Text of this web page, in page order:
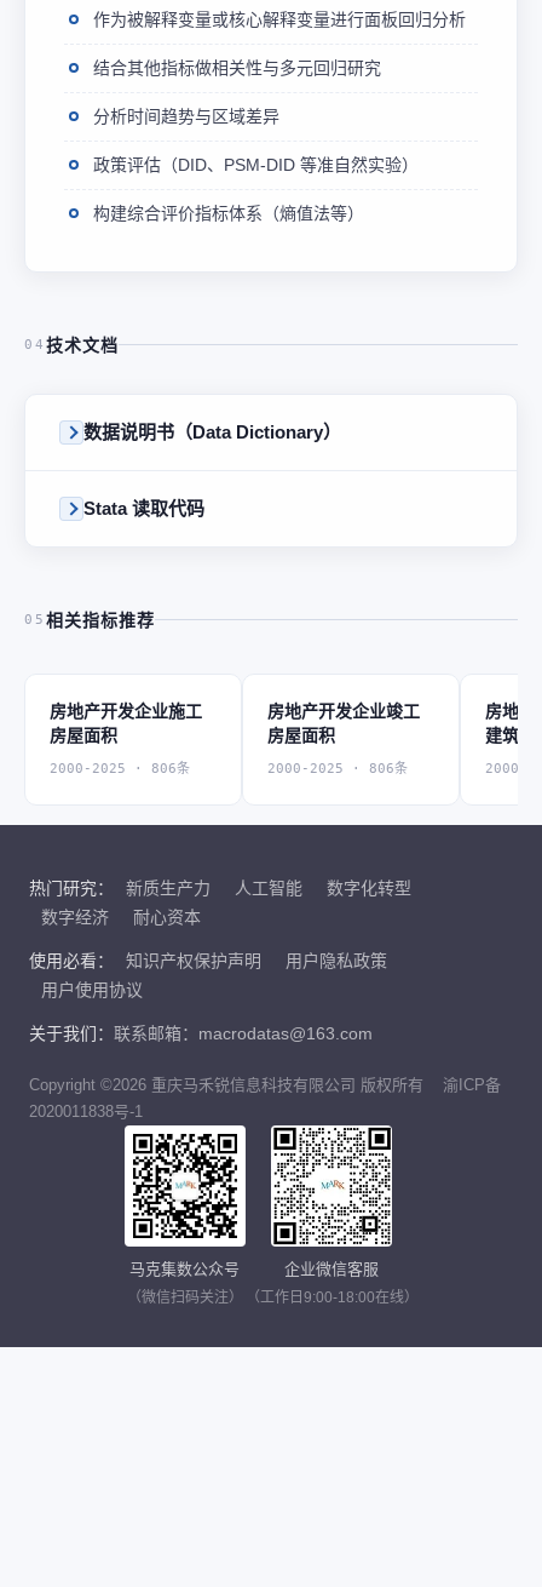
作为被解释变量或核心解释变量进行面板回归分析
结合其他指标做相关性与多元回归研究
分析时间趋势与区域差异
政策评估（DID、PSM-DID 等准自然实验）
构建综合评价指标体系（熵值法等）
04 技术文档
数据说明书（Data Dictionary）
Stata 读取代码
05 相关指标推荐
房地产开发企业施工
房屋面积
2000-2025 · 806条
房地产开发企业竣工
房屋面积
2000-2025 · 806条
房地产
建筑面
2000-
热门研究： 新质生产力 人工智能
数字化转型
数字经济
耐心资本
使用必看： 知识产权保护声明
用户隐私政策
用户使用协议
关于我们： 联系邮箱：macrodatas@163.com
Copyright ©2026 重庆马禾锐信息科技有限公司 版权所有
渝ICP备
2020011838号-1
马克集数公众号
（微信扫码关注）
企业微信客服
（工作日9:00-18:00在线）